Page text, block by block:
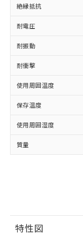
絶縁抵抗
耐電圧
耐振動
耐衝撃
使用周囲温度
保存温度
使用周囲湿度
質量
特性図
準価
正式
様の
ムロ
オム
在庫
事前
示し
マイ
ビス
メンバ
六価クロム
類(PBB)
(PBDE)
ル) (DEHP)(別
ルベンジル（
但し、RoHS
※2 対応予
部品在庫の
月が前後す
とができま
ム) : 100ppm、
Cr(Ⅵ)(六価クロ
DBP(フタル酸
イソブチル) :
DEHP(フタル
※2 環境保
「ｅ」：有
準値以下で
「10」：通
質が外部に
及ぼさない
可)を
当社
全に
いよ
当社
ル、
武器
使用
当社
場合
該第
販売
法に
り引き
合意